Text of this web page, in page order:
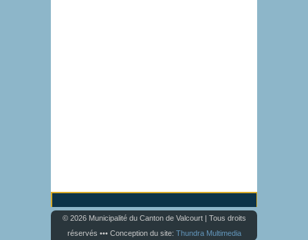
© 2026 Municipalité du Canton de Valcourt | Tous droits
réservés ••• Conception du site: Thundra Multimedia